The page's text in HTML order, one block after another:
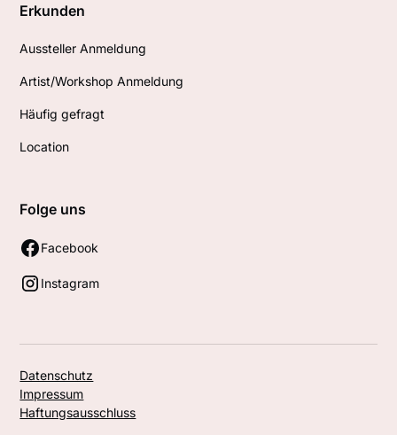
Erkunden
Aussteller Anmeldung
Artist/Workshop Anmeldung
Häufig gefragt
Location
Folge uns
Facebook
Instagram
Datenschutz
Impressum
Haftungsausschluss